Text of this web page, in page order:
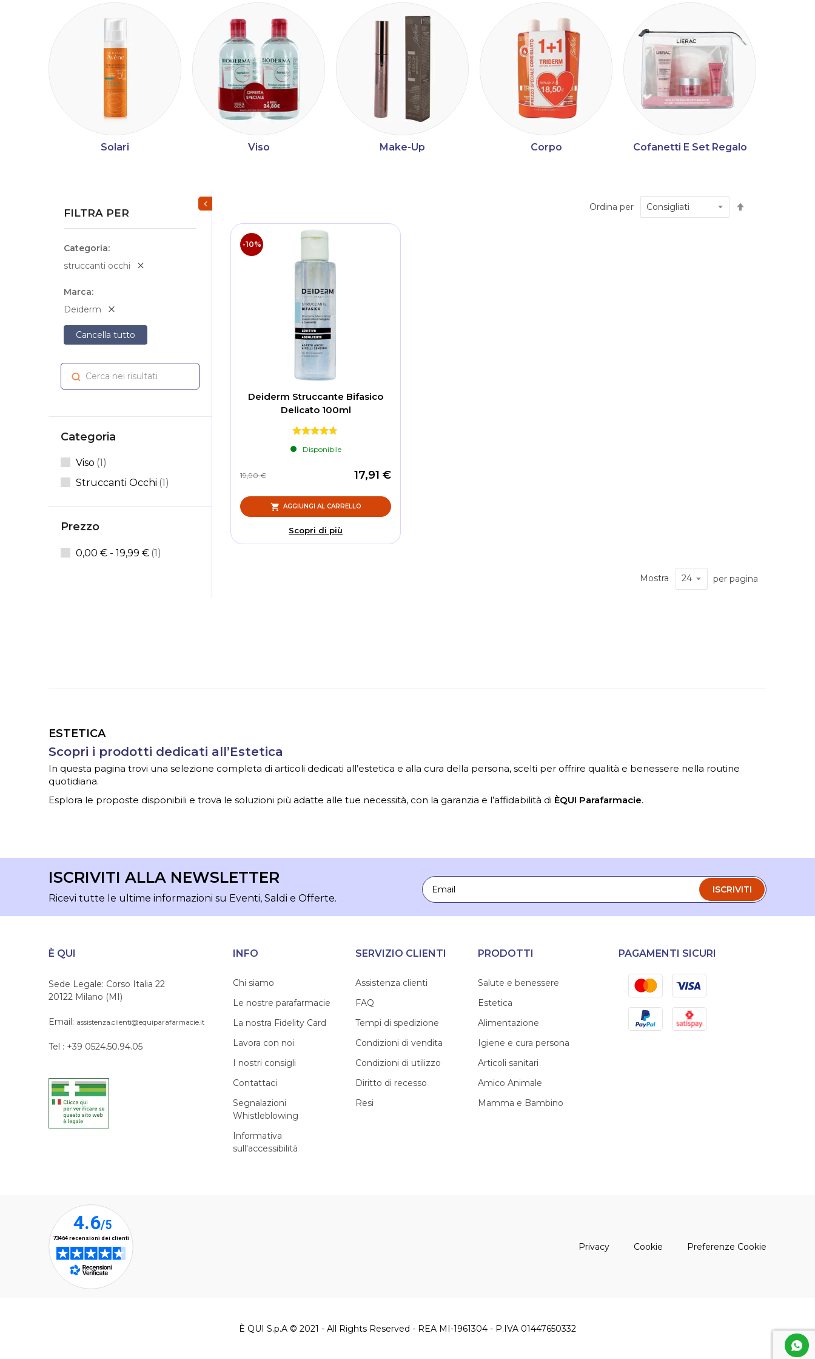
Solari Viso Make-Up Corpo Cofanetti E Set Regalo
Ordina per
-10%
Deiderm Struccante Bifasico
Delicato 100ml
Disponibile
17,91 €
19,90 €
AGGIUNGI AL CARRELLO
Scopri di più
Mostra per pagina
FILTRA PER
Categoria
struccanti occhi
Marca
Deiderm
Cancella tutto
Cerca nei risultati Cerca
Categoria
Viso 1 Elemento
Struccanti Occhi 1 Elemento
Prezzo
0,00 € - 19,99 € 1elemento
Mostra/Nascondi filtri
ESTETICA
Scopri i prodotti dedicati all’Estetica
In questa pagina trovi una selezione completa di articoli dedicati all’estetica e alla cura della persona, scelti per offrire qualità e benessere nella routine
quotidiana.
Esplora le proposte disponibili e trova le soluzioni più adatte alle tue necessità, con la garanzia e l’affidabilità di ÈQUI Parafarmacie.
ISCRIVITI ALLA NEWSLETTER
Ricevi tutte le ultime informazioni su Eventi, Saldi e Offerte.
Email
ISCRIVITI
È QUI
Sede Legale: Corso Italia 22
20122 Milano (MI)
Email: assistenza.clienti@equiparafarmacie.it
Tel : +39 0524.50.94.05
INFO
Chi siamo
Le nostre parafarmacie
La nostra Fidelity Card
Lavora con noi
I nostri consigli
Contattaci
Segnalazioni
Whistleblowing
Informativa
sull'accessibilità
SERVIZIO CLIENTI
Assistenza clienti
FAQ
Tempi di spedizione
Condizioni di vendita
Condizioni di utilizzo
Diritto di recesso
Resi
PRODOTTI
Salute e benessere
Estetica
Alimentazione
Igiene e cura persona
Articoli sanitari
Amico Animale
Mamma e Bambino
PAGAMENTI SICURI
MastercardVisa
PayPal Satispay
Privacy(apre una nuova finestra)
Cookie (apre una nuova finestra)
Preferenze Cookie
È QUI S.p.A © 2021 - All Rights Reserved - REA MI-1961304 - P.IVA 01447650332